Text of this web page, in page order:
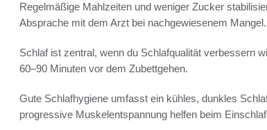
Regelmäßige Mahlzeiten und weniger Zucker
Absprache mit dem Arzt bei nachgewiesenem Mangel.
Schlaf ist zentral, wenn du Schlafqualität verbessern
60–90 Minuten vor dem Zubettgehen.
Gute Schlafhygiene umfasst ein kühles, dunkles
progressive Muskelentspannung helfen beim